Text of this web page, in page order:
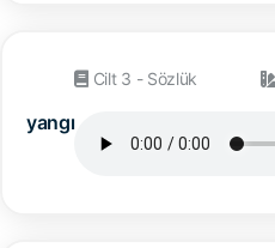
yangı
Cilt 3 - Sözlük